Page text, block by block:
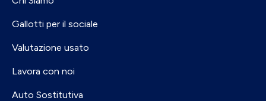
Gallotti per il sociale
Valutazione usato
Lavora con noi
Auto Sostitutiva